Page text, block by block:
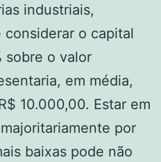
industriais,
o capital
sobre o valor
em média,
10.000,00. Estar em
por
baixas pode não